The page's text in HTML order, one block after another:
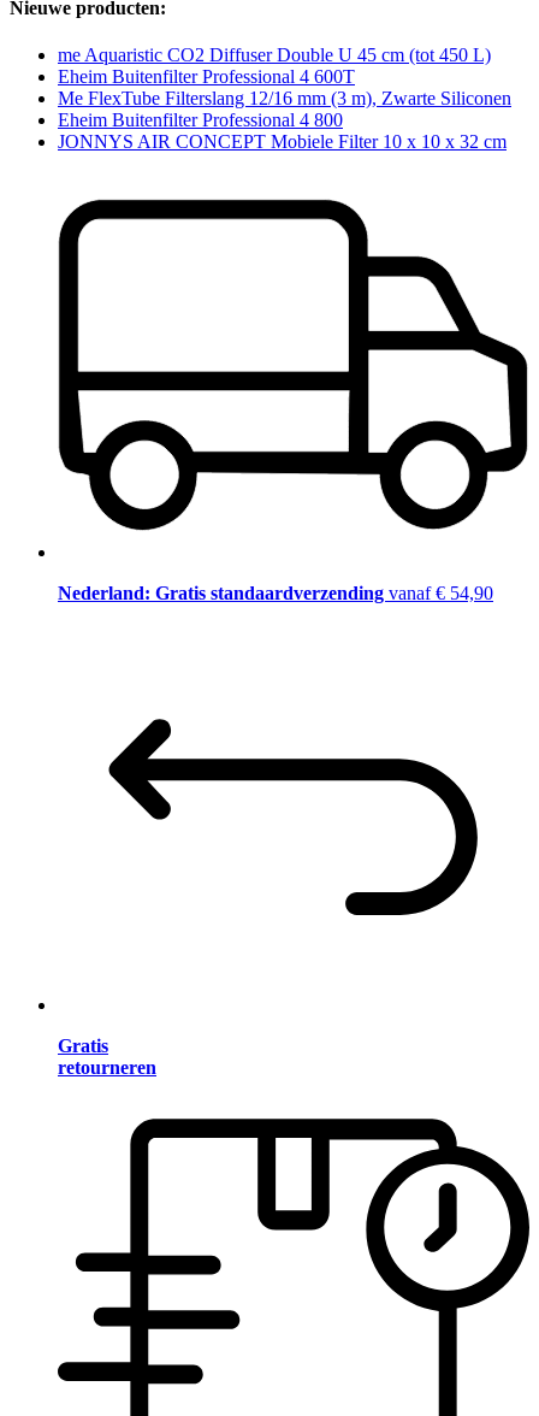
Nieuwe producten:
me Aquaristic CO2 Diffuser Double U 45 cm (tot 450 L)
Eheim Buitenfilter Professional 4 600T
Me FlexTube Filterslang 12/16 mm (3 m), Zwarte Siliconen
Eheim Buitenfilter Professional 4 800
JONNYS AIR CONCEPT Mobiele Filter 10 x 10 x 32 cm
Nederland: Gratis standaardverzending vanaf € 54,90
Gratis
retourneren